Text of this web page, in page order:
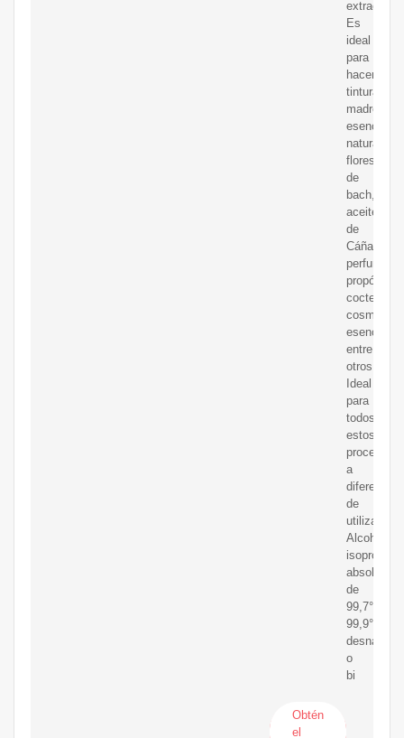
Es
ideal
para
hacer
tinturas
madre,
esencias
naturales,
flores
de
bach,
aceite
de
Cáñamo,
perfumes,
propóleos,
coctelería,
cosmética,
esencias,
entre
otros.
Ideal
para
todos
estos
procesos,
a
diferencia
de
utilizar
Alcoholes
absolutos
de
99,7°,
99,9°
o
bi
Obtén
el